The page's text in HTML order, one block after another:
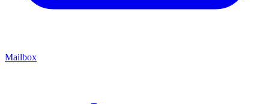
Mailbox